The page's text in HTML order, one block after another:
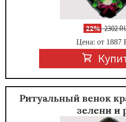
-22%2302
Цена: от 1887
Ритуальный венок
зелени и